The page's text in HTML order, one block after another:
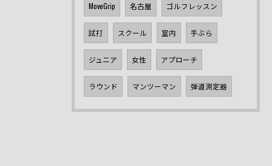
MoveGrip 名古屋 ゴルフレッスン
試打 スクール 室内 手ぶら
ジュニア 女性 アプローチ
ラウンド マンツーマン 弾道測定器